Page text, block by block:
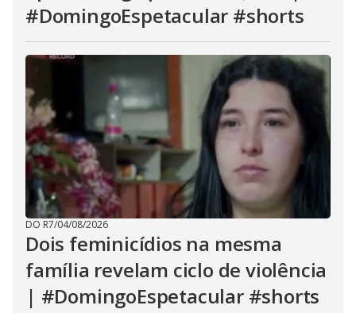
#DomingoEspetacular #shorts
DO R7/04/08/2026
Dois feminicídios na mesma
família revelam ciclo de violência
| #DomingoEspetacular #shorts